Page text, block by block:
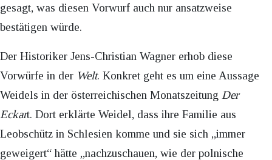
gesagt, was diesen Vorwurf auch nur ansatzweise
bestätigen würde.
Der Historiker Jens-Christian Wagner erhob diese
Vorwürfe in der Welt. Konkret geht es um eine Aussage
Weidels in der österreichischen Monatszeitung Der
Eckart. Dort erklärte Weidel, dass ihre Familie aus
Leobschütz in Schlesien komme und sie sich „immer
geweigert“ hätte „nachzuschauen, wie der polnische